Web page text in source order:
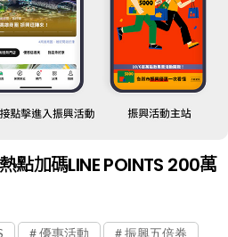
點加碼LINE POINTS 200萬
優惠活動 振興五倍券